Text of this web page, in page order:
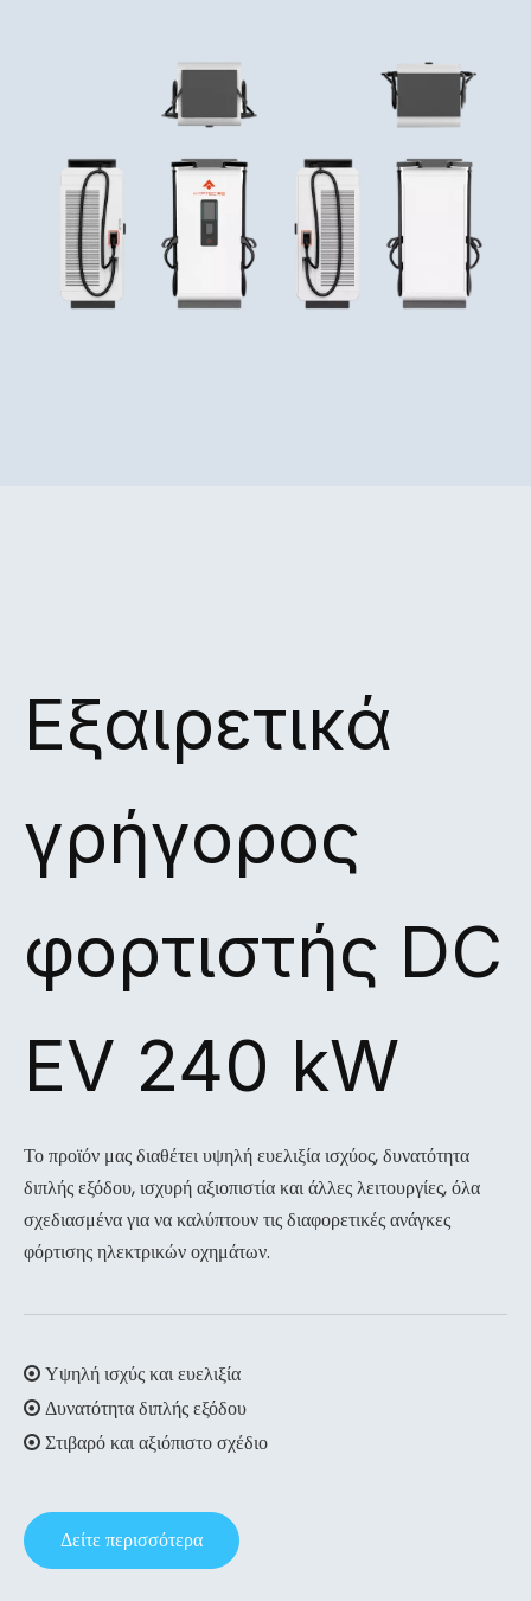
Εξαιρετικά
γρήγορος
φορτιστής DC
EV 240 kW
Το προϊόν μας διαθέτει υψηλή ευελιξία ισχύος, δυνατότητα
διπλής εξόδου, ισχυρή αξιοπιστία και άλλες λειτουργίες, όλα
σχεδιασμένα για να καλύπτουν τις διαφορετικές ανάγκες
φόρτισης ηλεκτρικών οχημάτων.
 Υψηλή ισχύς και ευελιξία
 Δυνατότητα διπλής εξόδου
 Στιβαρό και αξιόπιστο σχέδιο
Δείτε περισσότερα